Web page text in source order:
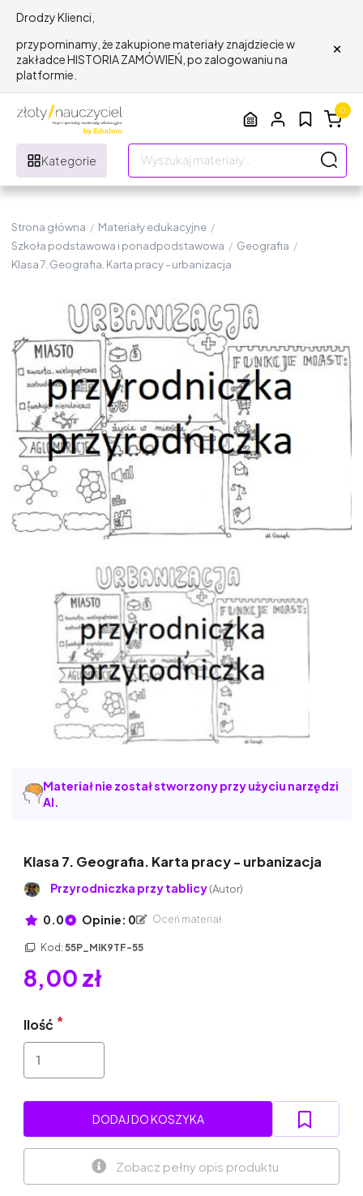
Drodzy Klienci,
przypominamy, że zakupione materiały znajdziecie w
zakładce HISTORIA ZAMÓWIEŃ, po zalogowaniu na
platformie.
×
Kategorie
0
Strona główna / Materiały edukacyjne /
Szkoła podstawowa i ponadpodstawowa / Geografia /
Klasa 7. Geografia. Karta pracy - urbanizacja
Materiał nie został stworzony przy użyciu narzędzi
AI.
Klasa 7. Geografia. Karta pracy - urbanizacja
Przyrodniczka przy tablicy(Autor)
0.0 Opinie: 0 Oceń materiał
Kod: 55P_MIK9TF-55
8,00 zł
Ilość
DODAJ DO KOSZYKA
Zobacz pełny opis produktu